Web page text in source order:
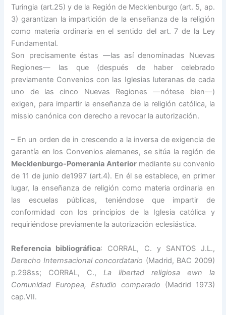
Turingia (art.25) y de la Región de Mecklenburgo (art. 5, ap.
3) garantizan la impartición de la enseñanza de la religión
como materia ordinaria en el sentido del art. 7 de la Ley
Fundamental.
Son precisamente éstas —las así denominadas Nuevas
Regiones— las que (después de haber celebrado
previamente Convenios con las Iglesias luteranas de cada
uno de las cinco Nuevas Regiones —nótese bien—)
exigen, para impartir la enseñanza de la religión católica, la
missio canónica con derecho a revocar la autorización.
– En un orden de in crescendo a la inversa de exigencia de
garantía en los Convenios alemanes, se sitúa la región de
Mecklenburgo-Pomerania Anterior mediante su convenio
de 11 de junio de1997 (art.4). En él se establece, en primer
lugar, la enseñanza de religión como materia ordinaria en
las escuelas públicas, teniéndose que impartir de
conformidad con los principios de la Iglesia católica y
requiriéndose previamente la autorización eclesiástica.
Referencia bibliográfica: CORRAL, C. y SANTOS J.L.,
Derecho Internsacional concordatario (Madrid, BAC 2009)
p.298ss; CORRAL, C., La libertad religiosa ewn la
Comunidad Europea, Estudio comparado (Madrid 1973)
cap.VII.